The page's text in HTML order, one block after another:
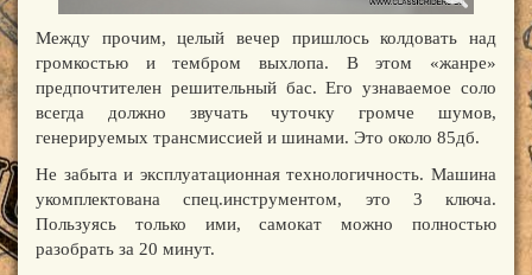
Между прочим, целый вечер пришлось колдовать над
громкостью и тембром выхлопа. В этом «жанре»
предпочтителен решительный бас. Его узнаваемое соло
всегда должно звучать чуточку громче шумов,
генерируемых трансмиссией и шинами. Это около 85дб.
Не забыта и эксплуатационная технологичность. Машина
укомплектована спец.инструментом, это 3 ключа.
Пользуясь только ими, самокат можно полностью
разобрать за 20 минут.